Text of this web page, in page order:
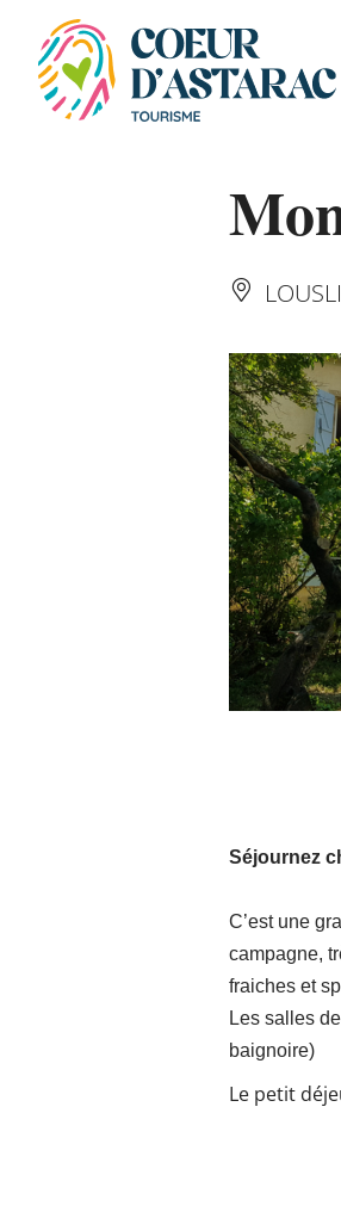
Panneau de gestion des cookies
Séjournez
C’est une
campagne,
fraiches et
Les salles
baignoire)
Le petit